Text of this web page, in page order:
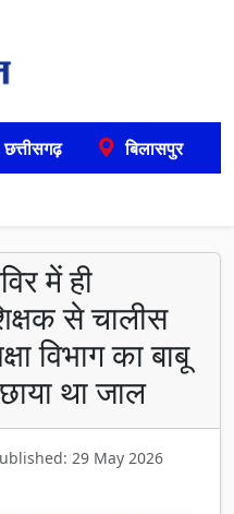
छत्तीसगढ़ बिलासपुर
में ही
से चालीस
विभाग का बाबू
था जाल
29 May 2026